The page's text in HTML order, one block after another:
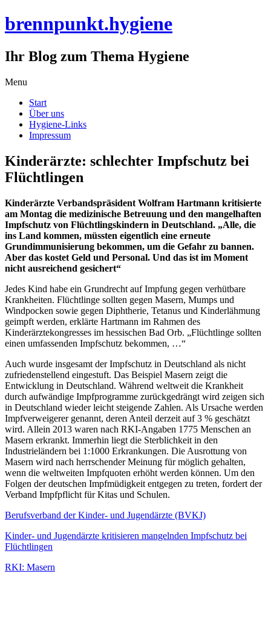
brennpunkt.hygiene
Ihr Blog zum Thema Hygiene
Menu
content
Start
Über uns
Hygiene-Links
Impressum
Kinderärzte: schlechter Impfschutz bei
Flüchtlingen
Kinderärzte Verbandspräsident Wolfram Hartmann kritisierte
am Montag die medizinische Betreuung und den mangelhaften
Impfschutz von Flüchtlingskindern in Deutschland. „Alle, die
ins Land kommen, müssten eigentlich eine erneute
Grundimmunisierung bekommen, um die Gefahr zu bannen.
Aber das kostet Geld und Personal. Und das ist im Moment
nicht ausreichend gesichert“
Jedes Kind habe ein Grundrecht auf Impfung gegen verhütbare
Krankheiten. Flüchtlinge sollten gegen Masern, Mumps und
Windpocken sowie gegen Diphtherie, Tetanus und Kinderlähmung
geimpft werden, erklärte Hartmann im Rahmen des
Kinderärztekongresses im hessischen Bad Orb. „Flüchtlinge sollten
einen umfassenden Impfschutz bekommen, …“
Auch wurde insgesamt der Impfschutz in Deutschland als nicht
zufriedenstellend eingestuft. Das Beispiel Masern zeigt die
Entwicklung in Deutschland. Während weltweit die Krankheit
durch aufwändige Impfprogramme zurückgedrängt wird zeigen sich
in Deutschland wieder leicht steigende Zahlen. Als Ursache werden
Impfverweigerer genannt, deren Anteil derzeit auf 3 % geschätzt
wird. Allein 2013 waren nach RKI-Angaben 1775 Menschen an
Masern erkrankt. Immerhin liegt die Sterblichkeit in den
Industrieländern bei 1:1000 Erkrankungen. Die Ausrottung von
Masern wird nach herrschender Meinung für möglich gehalten,
wenn die weltweiten Impfquoten erhöht werden können. Um den
Folgen der deutschen Impfmüdigkeit entgegen zu treten, fordert der
Verband Impfpflicht für Kitas und Schulen.
Berufsverband der Kinder- und Jugendärzte (BVKJ)
Kinder- und Jugendärzte kritisieren mangelnden Impfschutz bei
Flüchtlingen
RKI: Masern